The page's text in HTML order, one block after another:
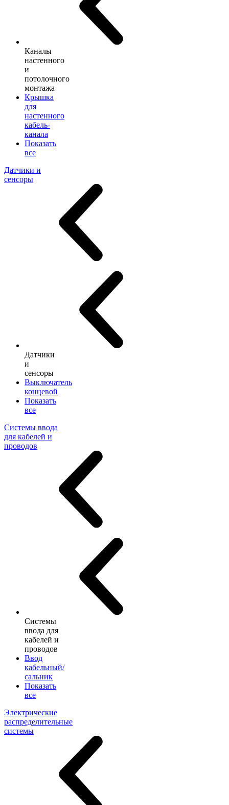
Каналы
настенного
и
потолочного
монтажа
Крышка
для
настенного
кабель-
канала
Показать
все
Датчики и
сенсоры
Датчики
и
сенсоры
Выключатель
концевой
Показать
все
Системы ввода
для кабелей и
проводов
Системы
ввода для
кабелей и
проводов
Ввод
кабельный/
сальник
Показать
все
Электрические
распределительные
системы